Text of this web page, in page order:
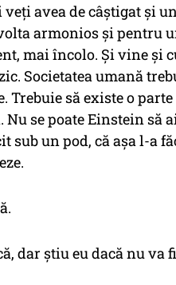
avea de câștigat și
armonios și pentru
mai încolo. Și vine și
Societatea umană
Trebuie să existe o
se poate Einstein să
sub un pod, că așa l-a
dar știu eu dacă nu va